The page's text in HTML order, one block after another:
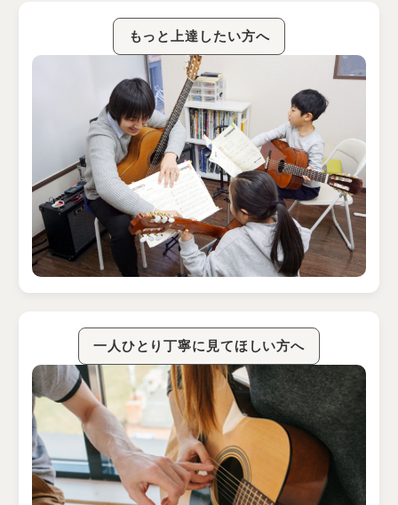
もっと上達したい方へ
一人ひとり丁寧に見てほしい方へ